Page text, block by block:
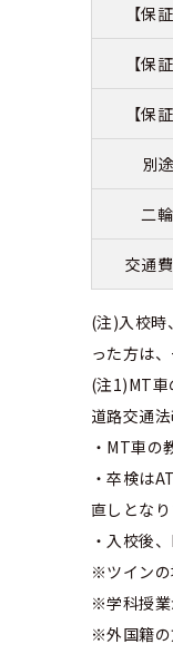
【保
【保
【保
別
二
交通
(注)入校時
った方は
(注1)MT車
道路交通
・MT車の
・卒検は
直しとなり
・入校後
※ツインの
※学科授業
※外国籍の